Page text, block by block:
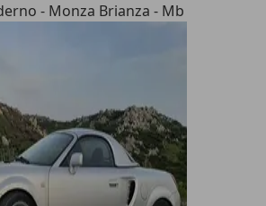
- Monza Brianza - Mb